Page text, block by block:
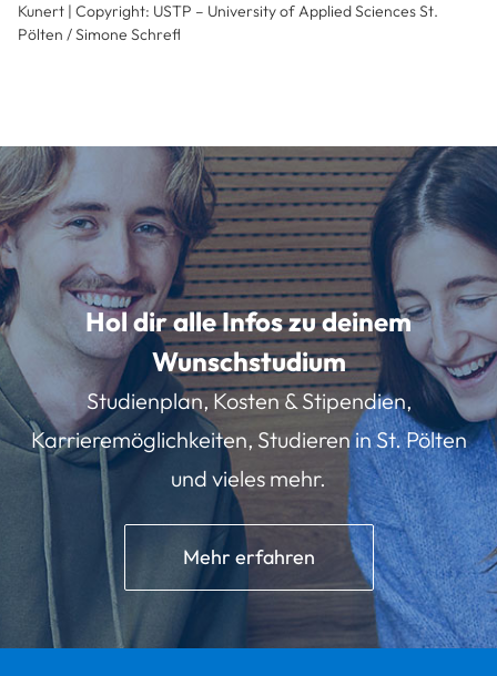
Kunert | Copyright: USTP – University of Applied Sciences St.
Pölten / Simone Schrefl
Hol dir alle Infos zu deinem
Wunschstudium
Studienplan, Kosten & Stipendien,
Karrieremöglichkeiten, Studieren in St. Pölten
und vieles mehr.
Mehr erfahren